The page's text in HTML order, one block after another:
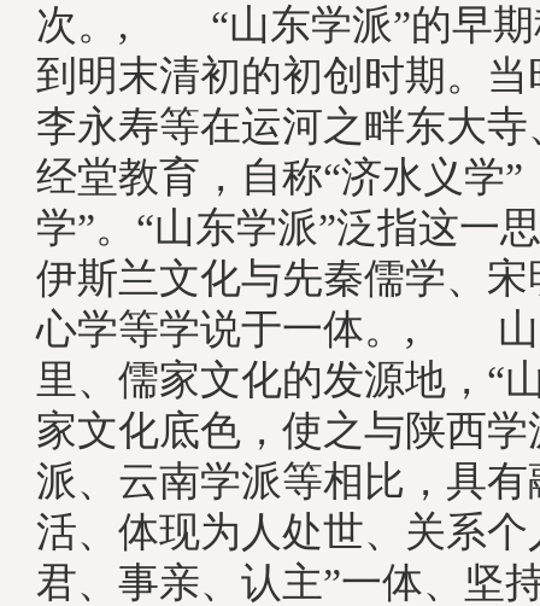
次。, “山东学派”的早期
到明末清初的初创时期。
李永寿等在运河之畔东大
经堂教育，自称“济水义学”
学”。“山东学派”泛指这一
伊斯兰文化与先秦儒学、
心学等学说于一体。, 山
里、儒家文化的发源地，“
家文化底色，使之与陕西
派、云南学派等相比，具
活、体现为人处世、关系个
君、事亲、认主”一体、坚